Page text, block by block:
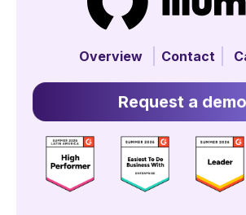
Overview Contact
Request a demo